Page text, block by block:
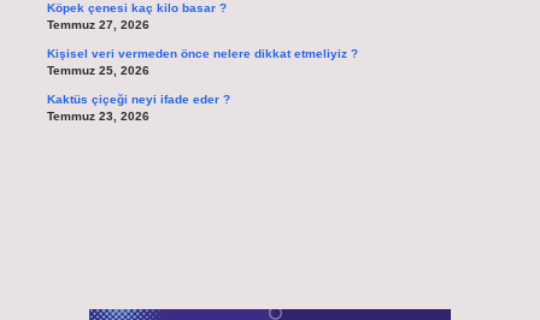
Köpek çenesi kaç kilo basar ?
Temmuz 27, 2026
Kişisel veri vermeden önce nelere dikkat etmeliyiz ?
Temmuz 25, 2026
Kaktüs çiçeği neyi ifade eder ?
Temmuz 23, 2026